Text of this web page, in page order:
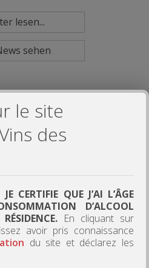
lesen...
sehen
le site
des
CERTIFIE QUE J’AI L’ÂGE
D’ALCOOL
En cliquant sur
avoir pris connaissance
du site et déclarez les